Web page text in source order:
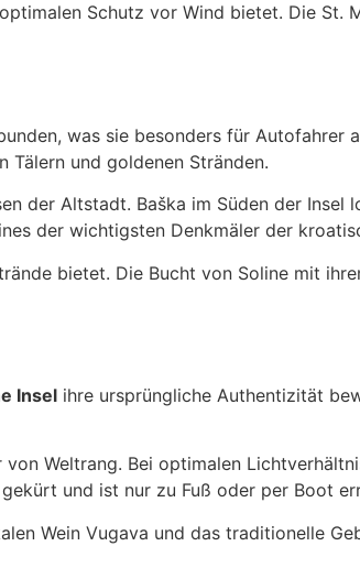
Schutz vor Wind bietet. Die St.
was sie besonders für Autofahrer
Tälern und goldenen Stränden.
der Altstadt. Baška im Süden der
der wichtigsten Denkmäler der
bietet. Die Bucht von Soline mit
Insel ihre ursprüngliche Authentizität
Weltrang. Bei optimalen
und ist nur zu Fuß oder per Boot
Wein Vugava und das traditionelle